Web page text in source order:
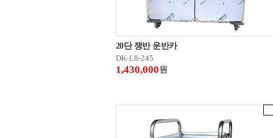
20단 쟁반 운반카
DK-L8-245
1,430,000원